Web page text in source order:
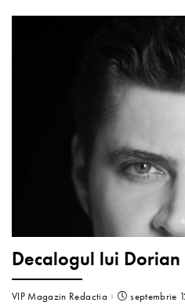
Decalogul lui Dorian
VIP Magazin Redactia septembrie